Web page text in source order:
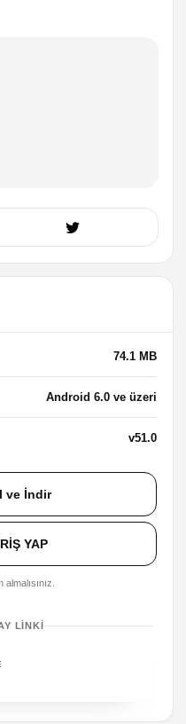
74.1 MB
Android 6.0 ve üzeri
v51.0
ve İndir
YAP
LINKI